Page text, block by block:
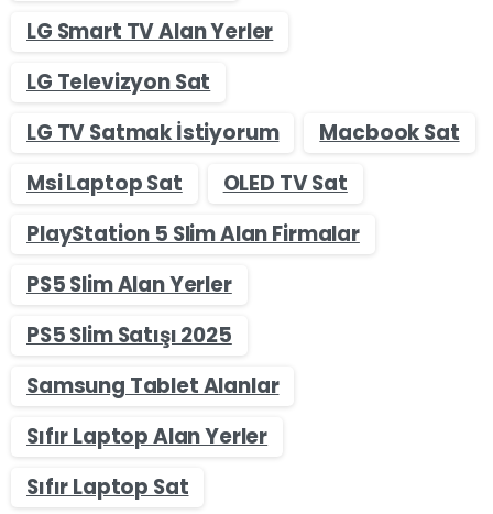
LG Smart TV Alan Yerler
LG Televizyon Sat
LG TV Satmak İstiyorum
Macbook Sat
Msi Laptop Sat
OLED TV Sat
PlayStation 5 Slim Alan Firmalar
PS5 Slim Alan Yerler
PS5 Slim Satışı 2025
Samsung Tablet Alanlar
Sıfır Laptop Alan Yerler
Sıfır Laptop Sat